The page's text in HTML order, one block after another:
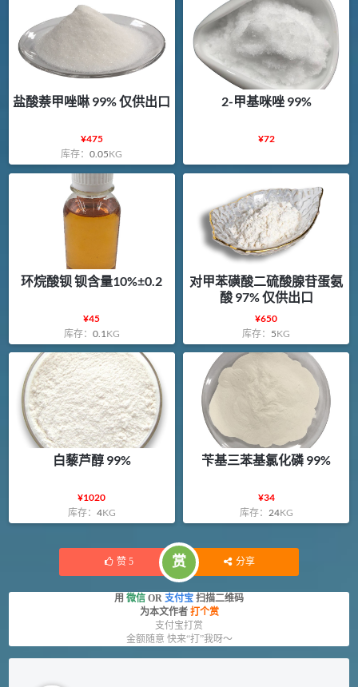
盐酸萘甲唑啉 99% 仅供出口
¥475
库存：0.05KG
2-甲基咪唑 99%
¥72
环烷酸钡 钡含量10%±0.2
¥45
库存： 0.1 KG
对甲苯磺酸二硫酸腺苷蛋氨
酸 97% 仅供出口
¥650
库存： 5KG
白藜芦醇 99%
¥1020
库存： 4KG
苄基三苯基氯化磷 99%
¥34
库存： 24KG
赞 5 赏 分享
用 微信 OR 支付宝 扫描二维码
为本文作者 打个赏
支付宝打赏
金额随意 快来“打”我呀～